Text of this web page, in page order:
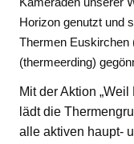
Horizon genutzt und
Thermen Euskirchen
(thermeerding)
Mit der Aktion
lädt die
alle aktiven haupt-